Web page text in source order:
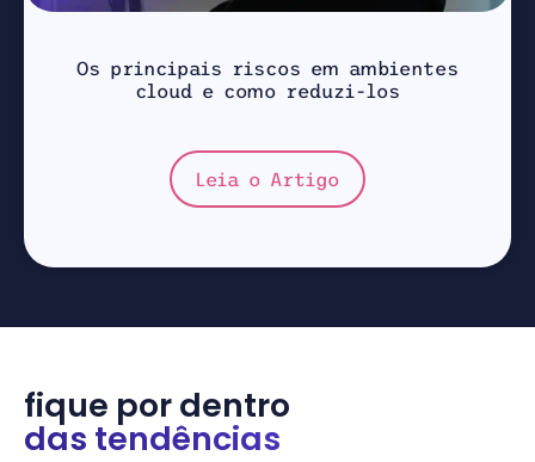
Os principais riscos em ambientes
cloud e como reduzi-los
Leia o Artigo
fique por dentro
das tendências